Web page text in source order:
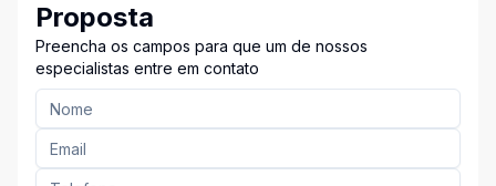
Proposta
Preencha os campos para que um de nossos
especialistas entre em contato